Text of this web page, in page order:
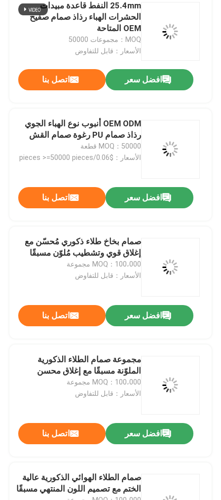
أشرطة فيديو
معلومات عنا
أخبار
صمام غاز البوتان
25.4mm النفط قاعدة مبيدات
الحشرات الهباء رذاذ صمام صفيح
OEM المتاحة
MOQ：مجموعات 50000
الأسعار：قابل للتفاوض
افضل سعر اتصل بنا
OEM ODM أنبوب نوع الهباء الجوي
رذاذ صمام PU رغوة صمام القش
MOQ：50000 قطعة
الأسعار：$0.06/pieces >=50000 pieces
افضل سعر اتصل بنا
صمام بخاخ طلاء ذكوري مُحسّن مع
إغلاق قوي وتشطيب مُلوّن مسبقًا
MOQ：100،000 مجموعة
الأسعار：قابل للتفاوض
افضل سعر اتصل بنا
مجموعة صمام الطلاء الذكورية
الملوّنة مسبقًا مع إغلاق محسن
MOQ：100،000 مجموعة
الأسعار：قابل للتفاوض
افضل سعر اتصل بنا
صمام الطلاء الهوائي الذكورية عالية
الختم مع تصميم اللون المنتهي مسبقًا